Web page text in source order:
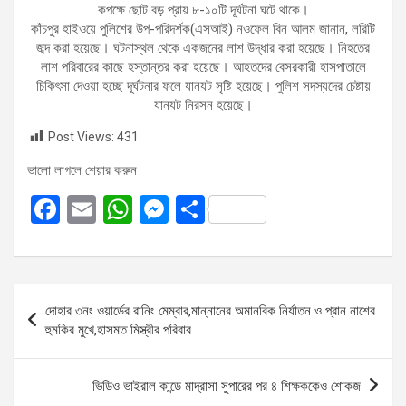
কপক্ষে ছোট বড় প্রায় ৮-১০টি দূর্ঘটনা ঘটে থাকে।
কাঁচপুর হাইওয়ে পুলিশের উপ-পরিদর্শক(এসআই) নওফেল বিন আলম জানান, লরিটি
জব্দ করা হয়েছে। ঘটনাস্থল থেকে একজনের লাশ উদ্ধার করা হয়েছে। নিহতের
লাশ পরিবারের কাছে হস্তান্তর করা হয়েছে। আহতদের বেসরকারী হাসপাতালে
চিকিৎসা দেওয়া হচ্ছে দূর্ঘটনার ফলে যানযট সৃষ্টি হয়েছে। পুলিশ সদস্যদের চেষ্টায়
যানযট নিরসন হয়েছে।
Post Views: 431
ভালো লাগলে শেয়ার করুন
F
ce
o
o
E
ail
W
at
s
A
p
p
M
se
g
er
S
ar
navigation
দোহার ৩নং ওয়ার্ডের রানিং মেম্বার,মান্নানের অমানবিক নির্যাতন ও প্রান নাশের
হুমকির মুখে,হাসমত মিস্ত্রীর পরিবার
ভিডিও ভাইরাল কান্ডে মাদ্রাসা সুপারের পর ৪ শিক্ষককেও শোকজ